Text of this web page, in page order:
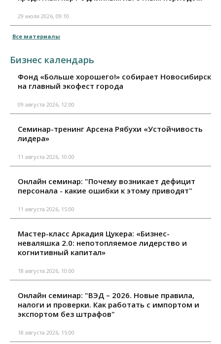
29 июля 2026, 09:10
Все материалы
Бизнес календарь
Фонд «Больше хорошего!» собирает Новосибирск
на главный экофест города
09 августа 2026, 12:00
Семинар-тренинг Арсена Рябухи «Устойчивость
лидера»
11 августа 2026, 10:00
Онлайн семинар: "Почему возникает дефицит
персонала - какие ошибки к этому приводят"
11 августа 2026, 15:00
Мастер-класс Аркадия Цукера: «Бизнес-
неваляшка 2.0: непотопляемое лидерство и
когнитивный капитал»
18 августа 2026, 10:00
Онлайн семинар: "ВЭД – 2026. Новые правила,
налоги и проверки. Как работать с импортом и
экспортом без штрафов"
18 августа 2026, 15:00